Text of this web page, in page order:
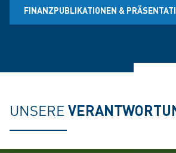
FINANZPUBLIKATIONEN &
UNSERE